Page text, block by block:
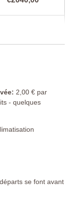
tables de
tables de
bidet, toilettes.
2,00 € par
- quelques
se font avant